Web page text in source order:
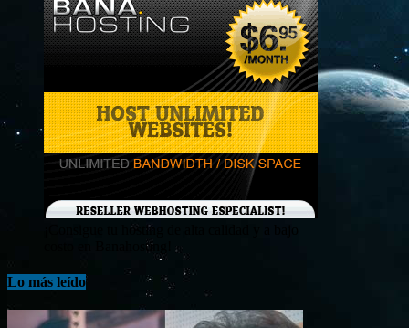
¡Consigue tu hosting de alta calidad y a bajo
costo en Banahosting!
Lo más leído